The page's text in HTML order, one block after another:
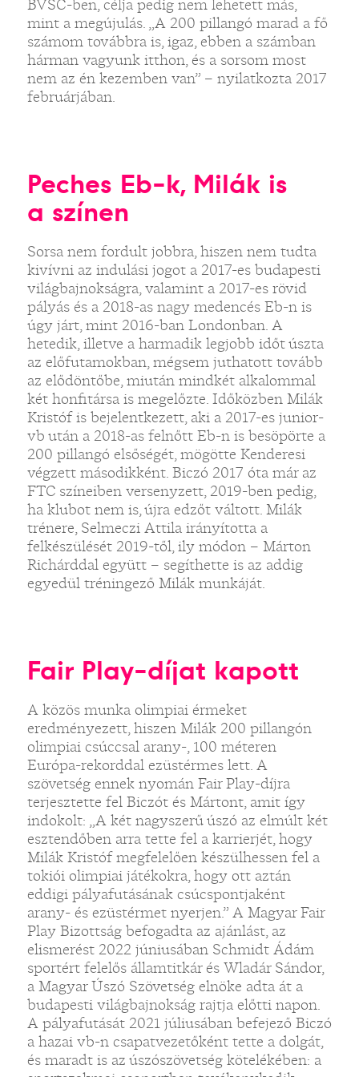
BVSC-ben, célja pedig nem lehetett más,
mint a megújulás. „A 200 pillangó marad a fő
számom továbbra is, igaz, ebben a számban
hárman vagyunk itthon, és a sorsom most
nem az én kezemben van” – nyilatkozta 2017
februárjában.
Peches Eb-k, Milák is
a színen
Sorsa nem fordult jobbra, hiszen nem tudta
kivívni az indulási jogot a 2017-es budapesti
világbajnokságra, valamint a 2017-es rövid
pályás és a 2018-as nagy medencés Eb-n is
úgy járt, mint 2016-ban Londonban. A
hetedik, illetve a harmadik legjobb időt úszta
az előfutamokban, mégsem juthatott tovább
az elődöntőbe, miután mindkét alkalommal
két honfitársa is megelőzte. Időközben Milák
Kristóf is bejelentkezett, aki a 2017-es junior-
vb után a 2018-as felnőtt Eb-n is besöpörte a
200 pillangó elsőségét, mögötte Kenderesi
végzett másodikként. Biczó 2017 óta már az
FTC színeiben versenyzett, 2019-ben pedig,
ha klubot nem is, újra edzőt váltott. Milák
trénere, Selmeczi Attila irányította a
felkészülését 2019-től, ily módon – Márton
Richárddal együtt – segíthette is az addig
egyedül tréningező Milák munkáját.
Fair Play-díjat kapott
A közös munka olimpiai érmeket
eredményezett, hiszen Milák 200 pillangón
olimpiai csúccsal arany-, 100 méteren
Európa-rekorddal ezüstérmes lett. A
szövetség ennek nyomán Fair Play-díjra
terjesztette fel Biczót és Mártont, amit így
indokolt: „A két nagyszerű úszó az elmúlt két
esztendőben arra tette fel a karrierjét, hogy
Milák Kristóf megfelelően készülhessen fel a
tokiói olimpiai játékokra, hogy ott aztán
eddigi pályafutásának csúcspontjaként
arany- és ezüstérmet nyerjen.” A Magyar Fair
Play Bizottság befogadta az ajánlást, az
elismerést 2022 júniusában Schmidt Ádám
sportért felelős államtitkár és Wladár Sándor,
a Magyar Úszó Szövetség elnöke adta át a
budapesti világbajnokság rajtja előtti napon.
A pályafutását 2021 júliusában befejező Biczó
a hazai vb-n csapatvezetőként tette a dolgát,
és maradt is az úszószövetség kötelékében: a